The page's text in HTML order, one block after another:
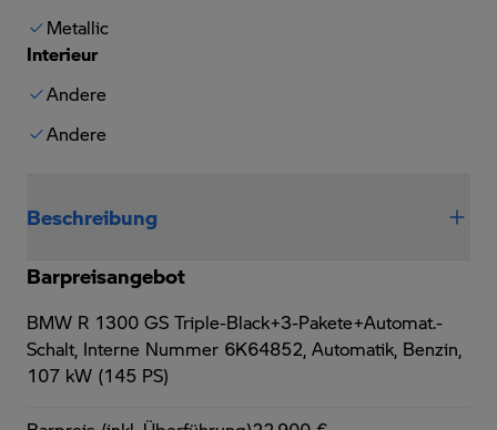
Metallic
Interieur
Andere
Andere
Beschreibung
Barpreisangebot
BMW R 1300 GS Triple-Black+3-Pakete+Automat.-
Schalt, Interne Nummer 6K64852, Automatik, Benzin,
107 kW (145 PS)